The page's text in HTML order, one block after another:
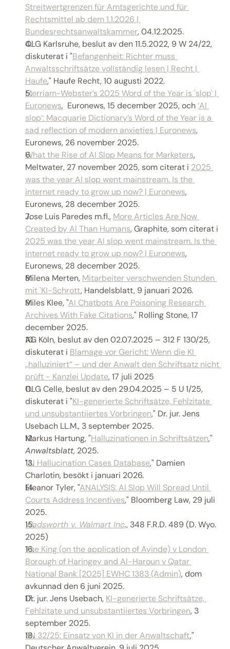
Streitwertgrenzen für Amtsgerichte und für
Rechtsmittel ab dem 1.1.2026 |
Bundesrechtsanwaltskammer, 04.12.2025.
OLG Karlsruhe, beslut av den 11.5.2022, 9 W 24/22,
diskuterat i "Befangenheit: Richter muss
Anwaltsschriftsätze vollständig lesen | Recht |
Haufe," Haufe Recht, 10 augusti 2022.
Merriam-Webster’s 2025 Word of the Year is 'slop' |
Euronews,  Euronews, 15 december 2025, och ‘AI
slop’: Macquarie Dictionary’s Word of the Year is a
sad reflection of modern anxieties | Euronews,
Euronews, 26 november 2025.
What the Rise of AI Slop Means for Marketers,
Meltwater, 27 november 2025, som citerat i 2025
was the year AI slop went mainstream. Is the
internet ready to grow up now? | Euronews,
Euronews, 28 december 2025.
Jose Luis Paredes m.fl., More Articles Are Now
Created by AI Than Humans
2025 was the year AI slop went mainstream. Is the
internet ready to grow up now? | Euronews,
Euronews, 28 december 2025.
Milena Merten, Mitarbeiter verschwenden Stunden
mit 'KI-Schrott, Handelsblatt, 9 januari 2026.
Miles Klee, "AI Chatbots Are Poisoning Research
Archives With Fake Citations," Rolling Stone, 17
december 2025.
AG Köln, beslut av den 02.07.2025 – 312 F 130/25,
diskuterat i Blamage vor Gericht: Wenn die KI
„halluziniert“ – und der Anwalt den Schriftsatz nicht
prüft - Kanzlei Update, 17 juli 2025
OLG Celle, beslut av den 29.04.2025 – 5 U 1/25,
diskuterat i "KI-generierte Schriftsätze, Fehlzitate
und unsubstantiiertes Vorbringen," Dr. jur. Jens
Usebach LL.M., 3 september 2025.
Markus Hartung, "Halluzinationen in Schriftsätzen
Anwaltsblatt, 2025.
"AI Hallucination Cases Database," Damien
Charlotin, besökt i januari 2026.
Eleanor Tyler, "ANALYSIS: AI Slop Will Spread Until
Courts Address Incentives," Bloomberg Law, 29 juli
2025.
Wadsworth v. Walmart Inc., 348 F.R.D. 489 (D. Wyo.
2025)
The King (on the application of Ayinde) v London
Borough of Haringey and Al-Haroun v Qatar
National Bank [2025] EWHC 1383 (Admin), dom
avkunnad den 6 juni 2025.
Dr. jur. Jens Usebach, KI-generierte Schriftsätze,
Fehlzitate und unsubstantiiertes Vorbringen, 3
september 2025.
SN 32/25: Einsatz von KI in der Anwaltschaft,"